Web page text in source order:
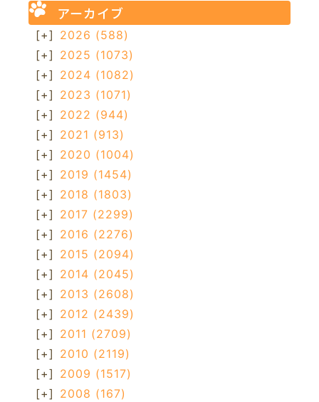
アーカイブ
[+] 2026 (588)
[+] 2025 (1073)
[+] 2024 (1082)
[+] 2023 (1071)
[+] 2022 (944)
[+] 2021 (913)
[+] 2020 (1004)
[+] 2019 (1454)
[+] 2018 (1803)
[+] 2017 (2299)
[+] 2016 (2276)
[+] 2015 (2094)
[+] 2014 (2045)
[+] 2013 (2608)
[+] 2012 (2439)
[+] 2011 (2709)
[+] 2010 (2119)
[+] 2009 (1517)
[+] 2008 (167)